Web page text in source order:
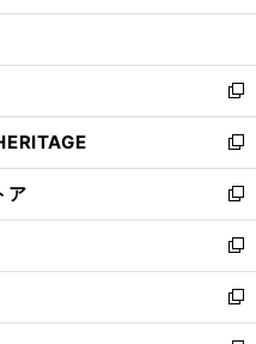
開
ン
ウ
で
開
く
ウ
ン
ド
ウ
で
開
く
新
し
い
ウ
ィ
ン
ド
ウ
で
開
新
し
い
ウ
ィ
ン
ド
ウ
ア
新
し
い
ウ
ィ
ン
新
し
い
ウ
新
し